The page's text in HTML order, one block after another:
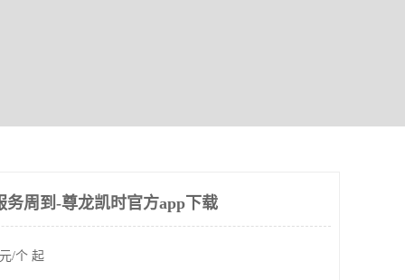
务周到-尊龙凯时官方app下载
/个 起